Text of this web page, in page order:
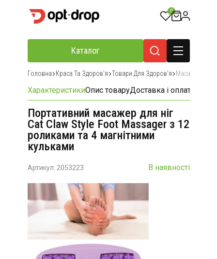
0
Каталог
Головна Краса Та Здоровʼя Товари Для Здоровʼя Масажери Та
ХарактеристикиОпис товаруДоставка і оплата
Портативний масажер для ніг
Cat Claw Style Foot Massager з 12
роликами та 4 магнітними
кульками
Артикул: 2053223 В наявності